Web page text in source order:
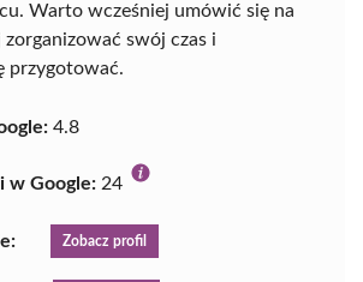
Warto wcześniej umówić się na
swój czas i
przygotować.
4.8
w Google: 24
Zobacz profil